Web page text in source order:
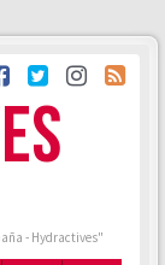
- Hydractives"